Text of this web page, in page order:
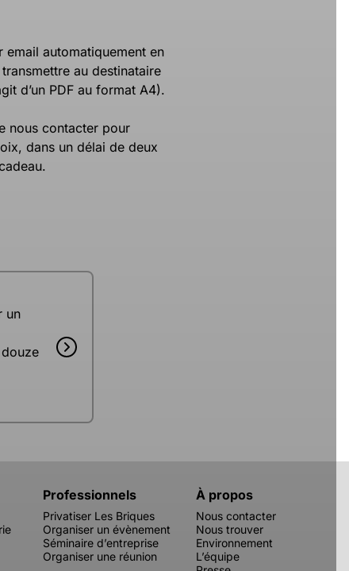
automatiquement en
au destinataire
d’un PDF au format A4).
nous contacter pour
dans un délai de deux
un
Professionnels
Privatiser Les Briques
Organiser un évènement
Séminaire d’entreprise
Organiser une réunion
À propos
Nous contacter
Nous trouver
Environnement
L’équipe